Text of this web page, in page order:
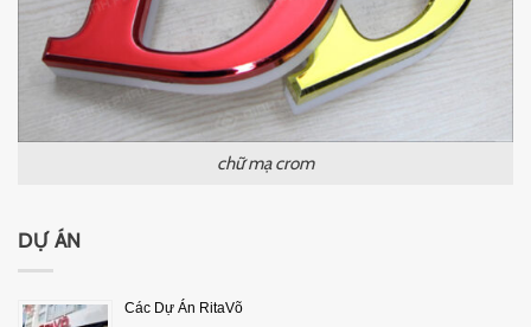
chữ mạ crom
DỰ ÁN
Các Dự Án RitaVõ